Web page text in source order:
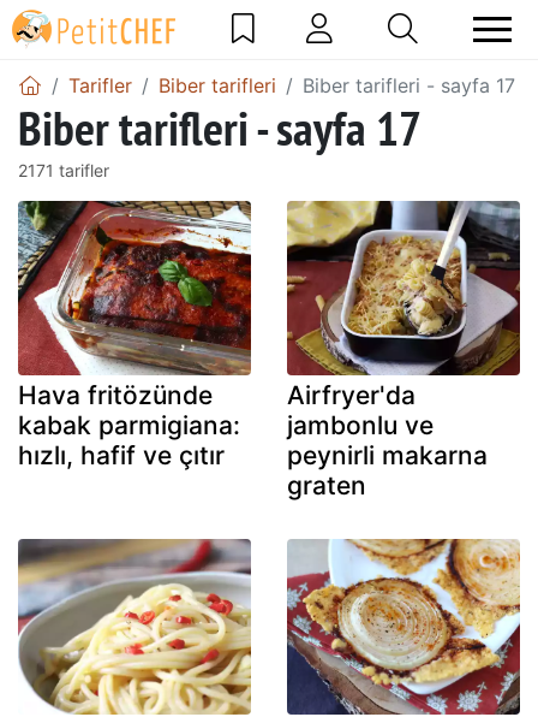
Tarifler Biber tarifleri Biber tarifleri - sayfa 17
Biber tarifleri - sayfa 17
2171 tarifler
Hava fritözünde
kabak parmigiana:
hızlı, hafif ve çıtır
Airfryer'da
jambonlu ve
peynirli makarna
graten